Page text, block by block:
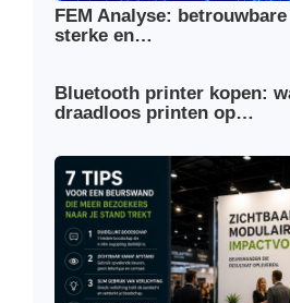
FEM Analyse:
sterke en…
Bluetooth printer kopen:
draadloos printen op…